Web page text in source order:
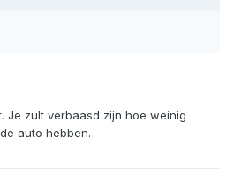
Je zult verbaasd zijn hoe weinig
auto hebben.